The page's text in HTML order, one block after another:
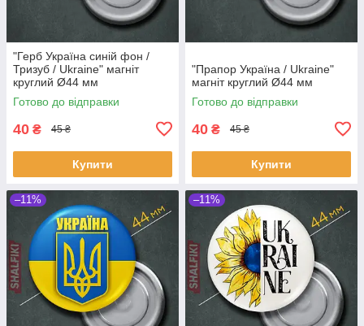
"Герб Українa синій фон /
Тризуб / Ukraine" магніт
круглий Ø44 мм
Готово до відправки
40 ₴ 45 ₴
Купити
"Прапор Українa / Ukraine"
магніт круглий Ø44 мм
Готово до відправки
40 ₴ 45 ₴
Купити
–11% –11%